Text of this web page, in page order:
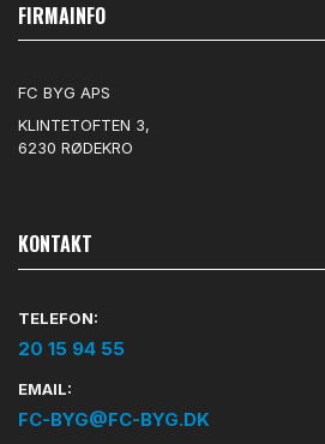
FIRMAINFO
FC BYG APS
KLINTETOFTEN 3,
6230 RØDEKRO
KONTAKT
TELEFON:
20 15 94 55
EMAIL:
FC-BYG@FC-BYG.DK